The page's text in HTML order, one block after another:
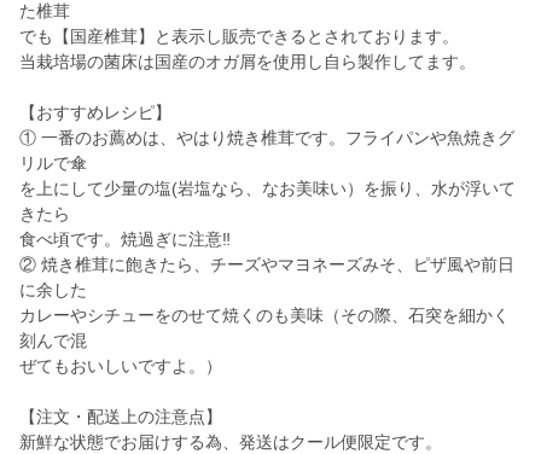
た椎茸
でも【国産椎茸】と表示し販売できるとされております。
当栽培場の菌床は国産のオガ屑を使用し自ら製作してます。
【おすすめレシピ】
① 一番のお薦めは、やはり焼き椎茸です。フライパンや魚焼きグ
リルで傘
を上にして少量の塩(岩塩なら、なお美味い）を振り、水が浮いて
きたら
食べ頃です。焼過ぎに注意‼
② 焼き椎茸に飽きたら、チーズやマヨネーズみそ、ピザ風や前日
に余した
カレーやシチューをのせて焼くのも美味（その際、石突を細かく
刻んで混
ぜてもおいしいですよ。）
【注文・配送上の注意点】
新鮮な状態でお届けする為、発送はクール便限定です。